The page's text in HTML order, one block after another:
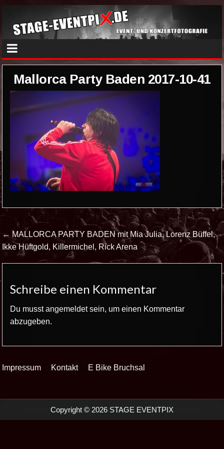
Mallorca Party Baden 2017-10-41
Beitrags-
Navigation
← MALLORCA PARTY BADEN mit Mia Julia, Lorenz Büffel,
Ikke Hüftgold, Killermichel, Rick Arena
Schreibe einen Kommentar
Du musstangemeldetsein, um einen Kommentar
abzugeben.
Impressum Kontakt E Bike Bruchsal
Copyright © 2026 STAGE EVENTPIX